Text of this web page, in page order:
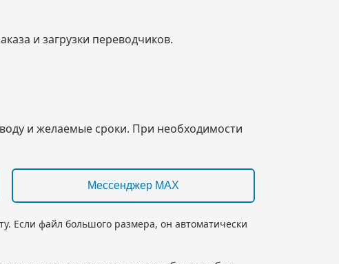
и загрузки переводчиков.
и желаемые сроки. При необходимости
Мессенджер MAX
Если файл большого размера, он автоматически